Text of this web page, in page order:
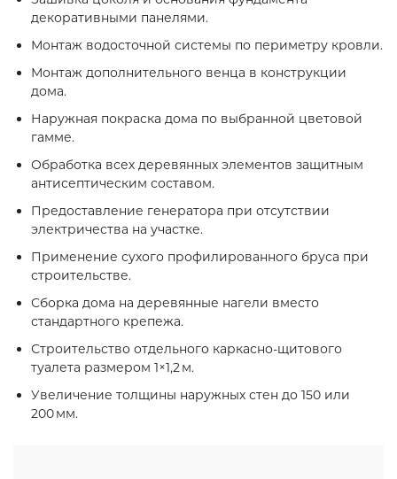
декоративными панелями.
Монтаж водосточной системы по периметру кровли.
Монтаж дополнительного венца в конструкции
дома.
Наружная покраска дома по выбранной цветовой
гамме.
Обработка всех деревянных элементов защитным
антисептическим составом.
Предоставление генератора при отсутствии
электричества на участке.
Применение сухого профилированного бруса при
строительстве.
Сборка дома на деревянные нагели вместо
стандартного крепежа.
Строительство отдельного каркасно‑щитового
туалета размером 1×1,2 м.
Увеличение толщины наружных стен до 150 или
200 мм.